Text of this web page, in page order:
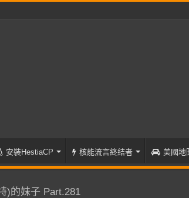
安裝HestiaCP 核能流言終結者 美國地
)的妹子 Part.281